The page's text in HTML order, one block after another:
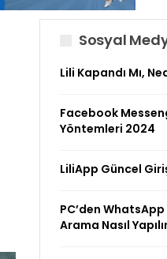
Sosyal
Lili Kapandı Mı,
Facebook
Yöntemleri 2024
LiliApp Güncel
PC’den
Arama Nasıl